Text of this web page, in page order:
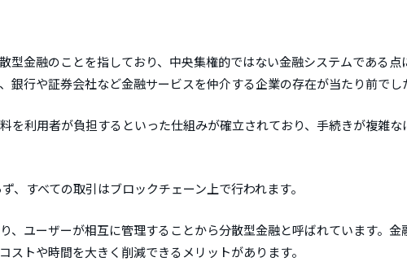
金融のことを指しており、中央集権的ではない金融システムである点
銀行や証券会社など金融サービスを仲介する企業の存在が当たり前でし
を利用者が負担するといった仕組みが確立されており、手続きが複雑な
、すべての取引はブロックチェーン上で行われます。
、ユーザーが相互に管理することから分散型金融と呼ばれています。金
ストや時間を大きく削減できるメリットがあります。